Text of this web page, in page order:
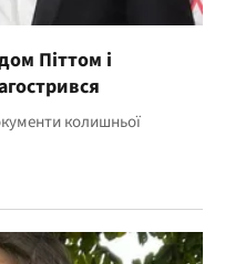
Піттом і
колишньої